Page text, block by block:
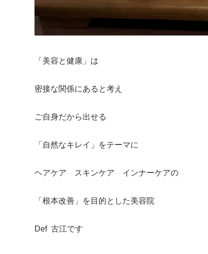
「美容と健康」は
密接な関係にあると考え
ご自身だから出せる
「自然なキレイ」をテーマに
ヘアケア スキンケア インナーケアの
「根本改善」を目的とした美容院
Def 古江です